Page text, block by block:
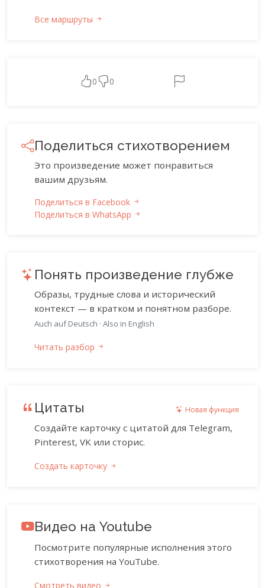
Все маршруты
0 0
Поделиться стихотворением
Это произведение может понравиться
вашим друзьям.
Поделиться в Facebook
Поделиться в WhatsApp
Понять произведение глубже
Образы, трудные слова и исторический
контекст — в кратком и понятном разборе.
Auch auf Deutsch · Also in English
Читать разбор
Цитаты Новая функция
Создайте карточку с цитатой для Telegram,
Pinterest, VK или сторис.
Создать карточку
Видео на Youtube
Посмотрите популярные исполнения этого
стихотворения на YouTube.
Смотреть видео